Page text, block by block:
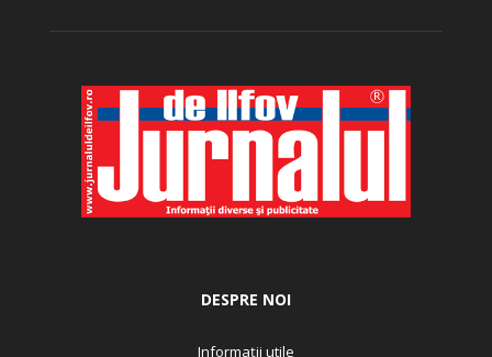
DESPRE NOI
Informații utile